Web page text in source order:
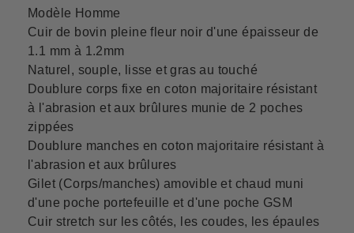
Modèle Homme
Cuir de bovin pleine fleur noir d'une épaisseur de
1.1 mm à 1.2mm
Naturel, souple, lisse et gras au touché
Doublure corps fixe en coton majoritaire résistant
à l'abrasion et aux brûlures munie de 2 poches
zippées
Doublure manches en coton majoritaire résistant à
l'abrasion et aux brûlures
Gilet (Corps/manches) amovible et chaud muni
d'une poche portefeuille et d'une poche GSM
Cuir stretch sur les côtés, les coudes, les épaules